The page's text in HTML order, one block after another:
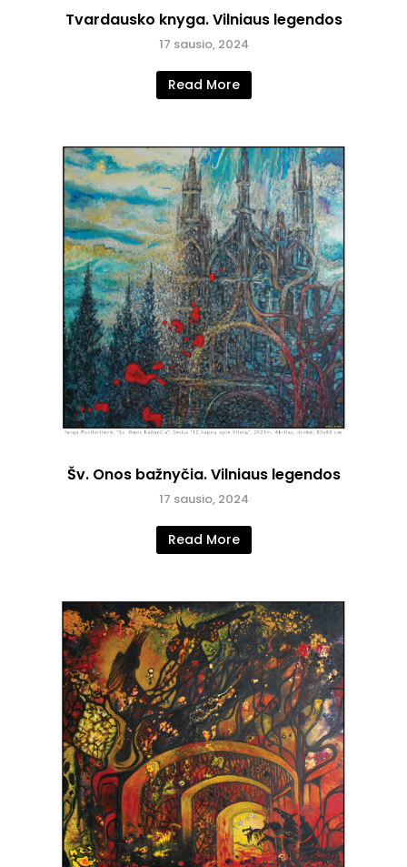
Tvardausko knyga. Vilniaus legendos
17 sausio, 2024
Read More
Šv. Onos bažnyčia. Vilniaus legendos
17 sausio, 2024
Read More